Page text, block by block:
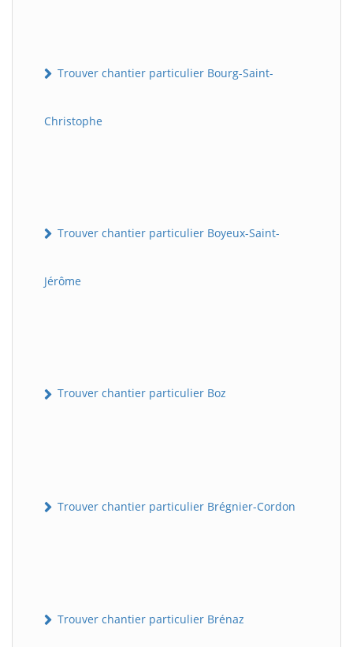
Trouver chantier particulier Bourg-Saint-
Christophe
Trouver chantier particulier Boyeux-Saint-
Jérôme
Trouver chantier particulier Boz
Trouver chantier particulier Brégnier-Cordon
Trouver chantier particulier Brénaz